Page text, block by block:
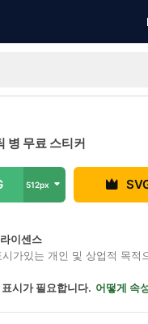
병 무료 스티커
512px
이센스
가있는 개인 및 상업적 목적
시가 필요합니다. 어떻게 속